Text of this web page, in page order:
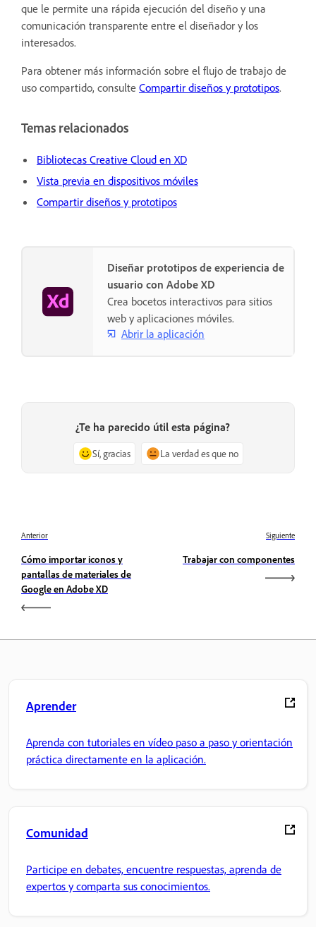
que le permite una rápida ejecución del diseño y una
comunicación transparente entre el diseñador y los
interesados.
Para obtener más información sobre el flujo de trabajo de
uso compartido, consulte Compartir diseños y prototipos.
Temas relacionados
Bibliotecas Creative Cloud en XD
Vista previa en dispositivos móviles
Compartir diseños y prototipos
Diseñar prototipos de experiencia de
usuario con Adobe XD
Crea bocetos interactivos para sitios
web y aplicaciones móviles.
Abrir la aplicación
¿Te ha parecido útil esta página?
Sí, gracias La verdad es que no
Anterior
Cómo importar iconos y
pantallas de materiales de
Google en Adobe XD
Siguiente
Trabajar con componentes
Aprender
Aprenda con tutoriales en vídeo paso a paso y orientación
práctica directamente en la aplicación.
Comunidad
Participe en debates, encuentre respuestas, aprenda de
expertos y comparta sus conocimientos.